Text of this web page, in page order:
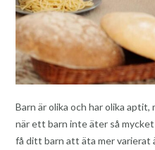
Barn är olika och har olika
när ett barn inte äter så
få ditt barn att äta mer varierat